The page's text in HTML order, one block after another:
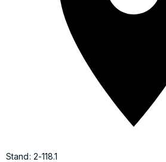
Stand: 2-118.1